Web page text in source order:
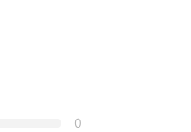
0